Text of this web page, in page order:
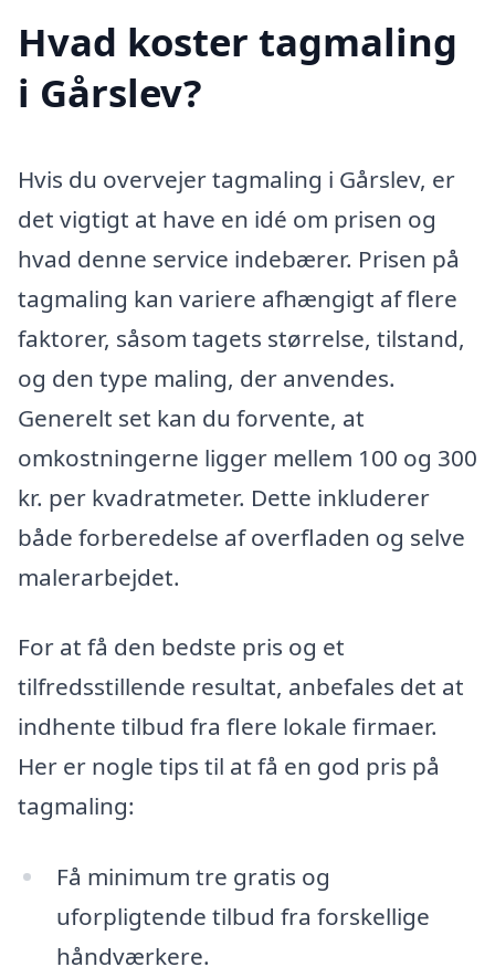
Hvad koster tagmaling
i Gårslev?
Hvis du overvejer tagmaling i Gårslev, er
det vigtigt at have en idé om prisen og
hvad denne service indebærer. Prisen på
tagmaling kan variere afhængigt af flere
faktorer, såsom tagets størrelse, tilstand,
og den type maling, der anvendes.
Generelt set kan du forvente, at
omkostningerne ligger mellem 100 og 300
kr. per kvadratmeter. Dette inkluderer
både forberedelse af overfladen og selve
malerarbejdet.
For at få den bedste pris og et
tilfredsstillende resultat, anbefales det at
indhente tilbud fra flere lokale firmaer.
Her er nogle tips til at få en god pris på
tagmaling:
Få minimum tre gratis og
uforpligtende tilbud fra forskellige
håndværkere.